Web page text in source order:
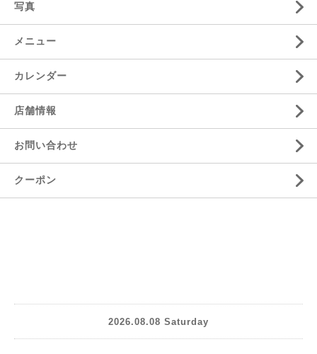
写真
メニュー
カレンダー
店舗情報
お問い合わせ
クーポン
2026.08.08 Saturday